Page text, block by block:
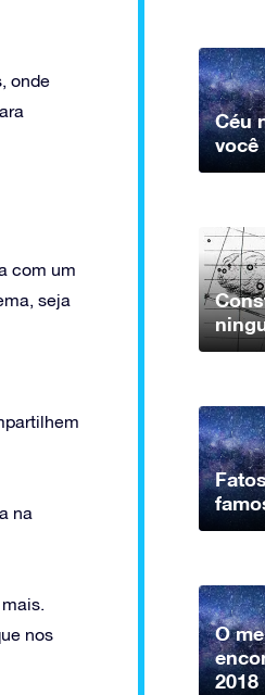
onde
com um
seja
na
nos
Céu
você
O
2018